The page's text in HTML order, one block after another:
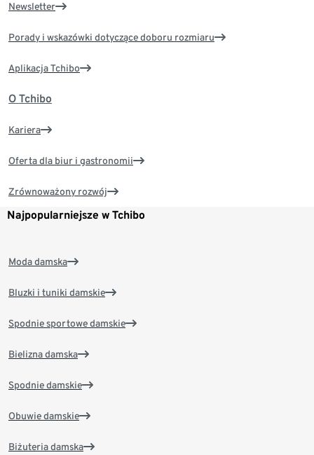
Newsletter
Porady i wskazówki dotyczące doboru rozmiaru
Aplikacja Tchibo
O Tchibo
Kariera
Oferta dla biur i gastronomii
Zrównoważony rozwój
Najpopularniejsze w Tchibo
Moda damska
Bluzki i tuniki damskie
Spodnie sportowe damskie
Bielizna damska
Spodnie damskie
Obuwie damskie
Biżuteria damska